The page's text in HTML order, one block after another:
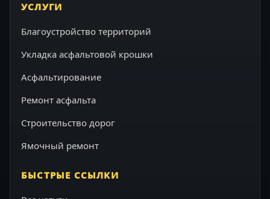
УСЛУГИ
Благоустройство территорий
Укладка асфальтовой крошки
Асфальтирование
Ремонт асфальта
Строительство дорог
Ямочный ремонт
БЫСТРЫЕ ССЫЛКИ